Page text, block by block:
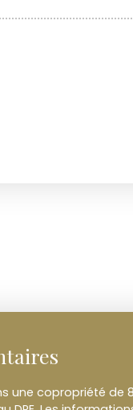
une copropriété de